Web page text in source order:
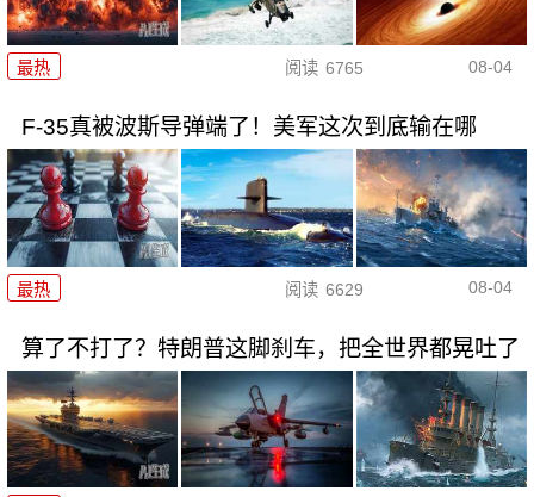
最热 阅读 6765 08-04
F-35真被波斯导弹端了！美军这次到底输在哪
最热 阅读 6629 08-04
算了不打了？特朗普这脚刹车，把全世界都晃吐了